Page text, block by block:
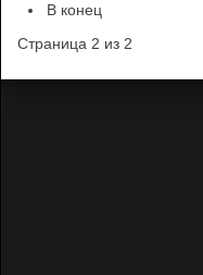
В конец
Страница 2 из 2